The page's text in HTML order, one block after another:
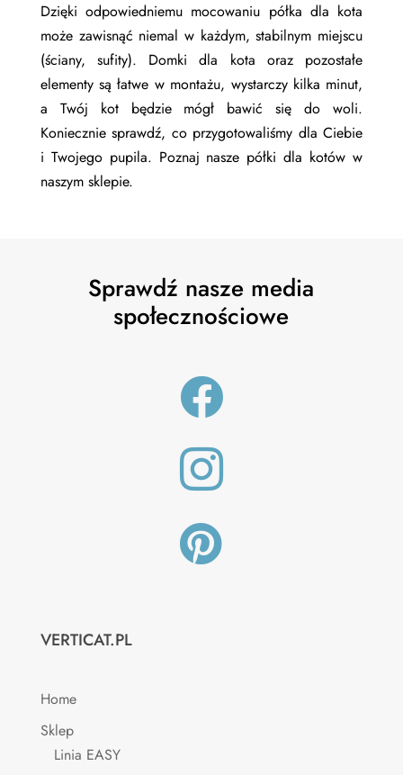
Dzięki odpowiedniemu mocowaniu półka dla kota
może zawisnąć niemal w każdym, stabilnym miejscu
(ściany, sufity). Domki dla kota oraz pozostałe
elementy są łatwe w montażu, wystarczy kilka minut,
a Twój kot będzie mógł bawić się do woli.
Koniecznie sprawdź, co przygotowaliśmy dla Ciebie
i Twojego pupila. Poznaj nasze półki dla kotów w
naszym sklepie.
Sprawdź nasze media
społecznościowe



VERTICAT.PL
Home
Sklep
Linia EASY